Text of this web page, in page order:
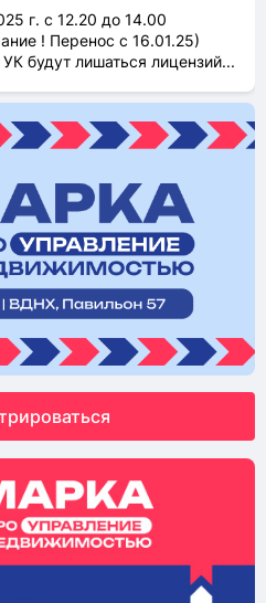
г. с 12.20 до 14.00
! Перенос с 16.01.25)
будут лишаться лицензий...